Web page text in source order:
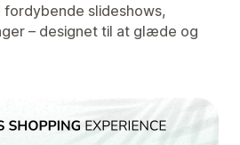
fordybende slideshows,
– designet til at glæde og